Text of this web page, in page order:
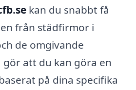
kan du snabbt få
från städfirmor i
de omgivande
att du kan göra en
på dina specifika